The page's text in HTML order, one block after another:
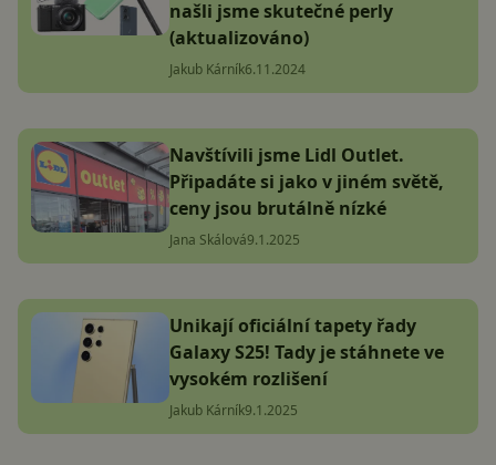
našli jsme skutečné perly
(aktualizováno)
Jakub Kárník6.11.2024
Navštívili jsme Lidl Outlet.
Připadáte si jako v jiném světě,
ceny jsou brutálně nízké
Jana Skálová9.1.2025
Unikají oficiální tapety řady
Galaxy S25! Tady je stáhnete ve
vysokém rozlišení
Jakub Kárník9.1.2025